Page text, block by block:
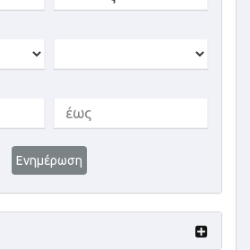
Ενημέρωση